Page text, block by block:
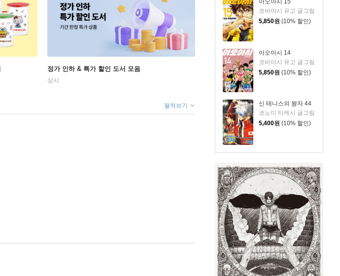
아오아시 15
코바야시 유고 글그림
5,850원 (10% 할인)
아오아시 14
코바야시 유고 글그림
5,850원 (10% 할인)
신 테니스의 왕자 44
코노미 타케시 글그림
5,400원 (10% 할인)
정가 인하 & 특가 할인 도서 모음
상시
펼쳐보기